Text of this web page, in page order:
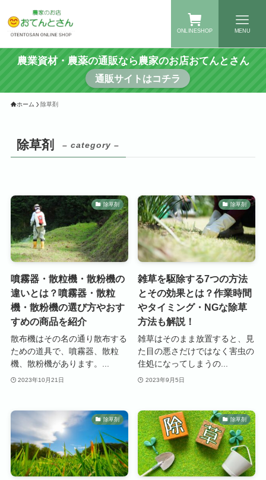
ONLINESHOP MENU
農業資材・農薬の通販なら農家のお店おてんとさん
通販サイトはコチラ
ホーム 除草剤
除草剤 – category –
除草剤
噴霧器・散粒機・散粉機の
違いとは？噴霧器・散粒
機・散粉機の選び方やおす
すめの商品を紹介
散布機はその名の通り散布する
ための道具で、噴霧器、散粒
機、散粉機があります。...
2023年10月21日
除草剤
雑草を駆除する7つの方法
とその効果とは？作業時間
やタイミング・NGな除草
方法も解説！
雑草はそのまま放置すると、見
た目の悪さだけではなく害虫の
住処になってしまうの...
2023年9月5日
除草剤 除草剤